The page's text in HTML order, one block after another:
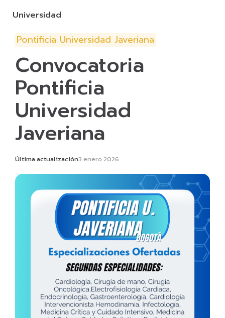
Convocatoria
Pontificia
Universidad
Javeriana
Última actualización3 enero 2026
Universidad
Pontificia Universidad Javeriana